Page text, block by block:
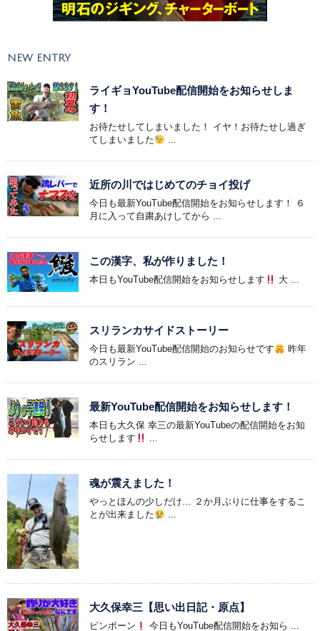
NEW ENTRY
ライギョYouTube配信開始をお知らせしま
す！
お待たせしてしまいました！ イヤ！お待たせし過ぎ
てしまいました
...
近所の川ではじめてのチョイ投げ
今日も最新YouTube配信開始をお知らせします！ ６
月に入って自粛あけしてから ...
この漢字、私が作りました！
本日もYouTube配信開始をお知らせします 大 ...
スリランカサイドストーリー
今日も最新YouTube配信開始のお知らせです
昨年
のスリラン ...
最新YouTube配信開始をお知らせします！
本日も大久保 幸三の最新YouTubeの配信開始をお知
らせします
...
魂が震えました！
やっとほんの少しだけ… ２か月ぶりに仕事をするこ
とが出来ました
...
大久保幸三【思い出日記・原点】
ピンポーン 今日もYouTube配信開始をお知ら ...